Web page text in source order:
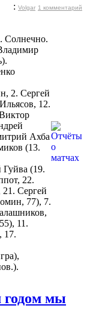
: Volgar 1 комментарий
Солнечно.
2. Сергей
12.
Ахба
(13.
(19.
22.
Сергей
77), 7.
11.
17.
мы